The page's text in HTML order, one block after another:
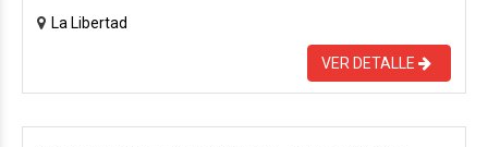
La Libertad
VER DETALLE